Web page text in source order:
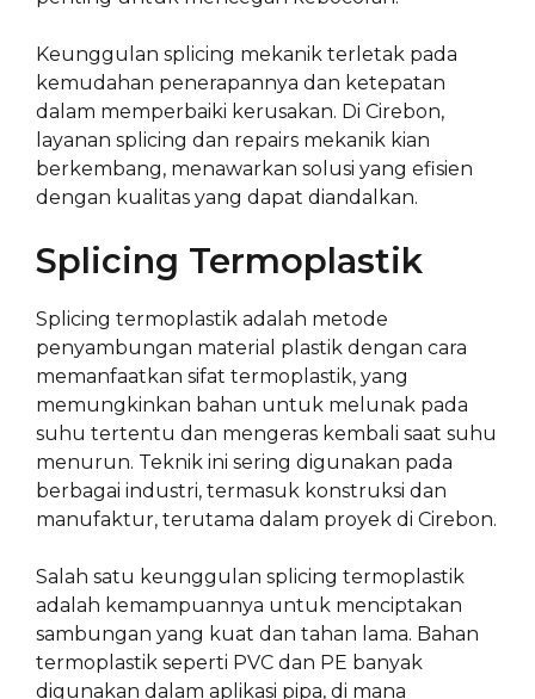
Keunggulan splicing mekanik terletak pada
kemudahan penerapannya dan ketepatan
dalam memperbaiki kerusakan. Di Cirebon,
layanan splicing dan repairs mekanik kian
berkembang, menawarkan solusi yang efisien
dengan kualitas yang dapat diandalkan.
Splicing Termoplastik
Splicing termoplastik adalah metode
penyambungan material plastik dengan cara
memanfaatkan sifat termoplastik, yang
memungkinkan bahan untuk melunak pada
suhu tertentu dan mengeras kembali saat suhu
menurun. Teknik ini sering digunakan pada
berbagai industri, termasuk konstruksi dan
manufaktur, terutama dalam proyek di Cirebon.
Salah satu keunggulan splicing termoplastik
adalah kemampuannya untuk menciptakan
sambungan yang kuat dan tahan lama. Bahan
termoplastik seperti PVC dan PE banyak
digunakan dalam aplikasi pipa, di mana